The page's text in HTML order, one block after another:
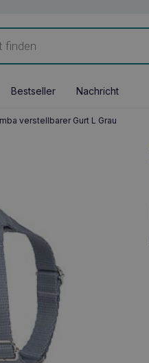
Bestseller Nachricht
verstellbarer Gurt L Grau